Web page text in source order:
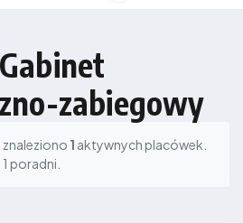
zabiegowy
znaleziono 1 aktywnych placówek.
poradni.